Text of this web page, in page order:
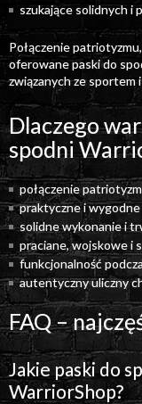
szukające solidnych i
Połączenie
oferowane paski do
związanych ze sportem
Dlaczego
spodni
połączenie
praktyczne i
solidne wykonanie i
praciane, wojskowe i
funkcjonalność
autentyczny uliczny
FAQ –
Jakie paski do
WarriorShop?